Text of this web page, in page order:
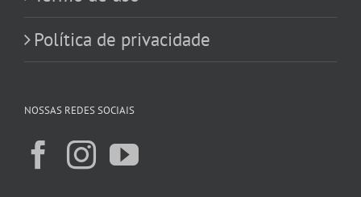
Política de privacidade
NOSSAS REDES SOCIAIS